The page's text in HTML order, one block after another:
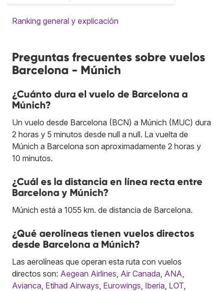
Ranking general y explicación
Preguntas frecuentes sobre vuelos
Barcelona - Múnich
¿Cuánto dura el vuelo de Barcelona a
Múnich?
Un vuelo desde Barcelona (BCN) a Múnich (MUC) dura
2 horas y 5 minutos desde null a null. La vuelta de
Múnich a Barcelona son aproximadamente 2 horas y
10 minutos.
¿Cuál es la distancia en línea recta entre
Barcelona y Múnich?
Múnich está a 1055 km. de distancia de Barcelona.
¿Qué aerolíneas tienen vuelos directos
desde Barcelona a Múnich?
Las aerolíneas que operan esta ruta con vuelos
directos son: Aegean Airlines Air Canada ANA
Avianca Etihad Airways Eurowings Iberia LOT